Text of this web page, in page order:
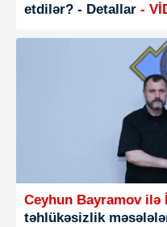
etdilər? - Detallar -
Ceyhun Bayramov ilə
təhlükəsizlik